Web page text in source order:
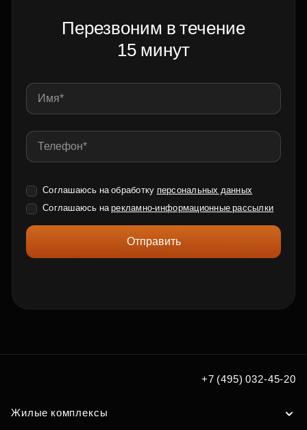
Перезвоним в течение
15 минут
Соглашаюсь на обработку персональных данных
Соглашаюсь нарекламно-информационные рассылки
Отправить
+7 (495) 032-45-20
Жилые комплексы